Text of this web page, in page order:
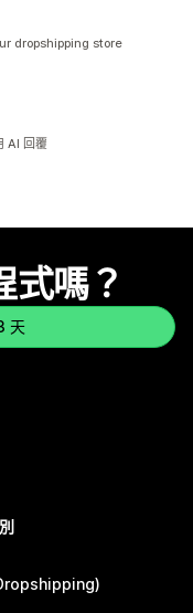
dropshipping store
AI 回覆
式嗎？
天